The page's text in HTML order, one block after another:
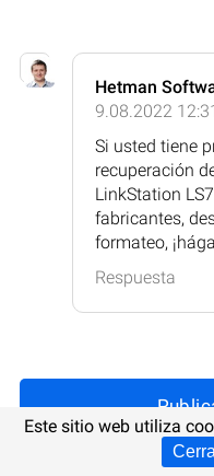
Hetman
9.08.2022
Si usted tiene
recuperación
LinkStation
fabricantes,
formateo,
Respuesta
Este sitio web utiliza